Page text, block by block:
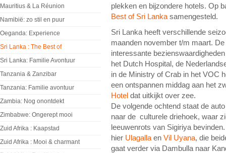
Mauritius & La Réunion
Namibië: zo stil en puur
Oeganda: Experience
Sri Lanka : The Best of
Sri Lanka: Familie Avontuur
Tanzania & Zanzibar
Tanzania: Familie avontuur
Zambia: Nog onontdekt
Zimbabwe: Ongerept mooi
Zuid Afrika : Kaapstad
Zuid Afrika : Mooi & charmant
plekken en bijzondere hotels. Op
Best of Sri Lanka samengesteld.
Sri Lanka heeft verschillende
maanden november t/m maart.
interessante
het Dutch Hospital, de
in de Ministry of Crab in het VOC
een ontspannen middag aan het
Hotel dat uitkijkt over zee.
De volgende ochtend staat de
naar de culturele driehoek, waar
leeuwenrots van Sigiriya
hier Ulagalla en Vil Uyana, die
gaat verder via Dambulla naar